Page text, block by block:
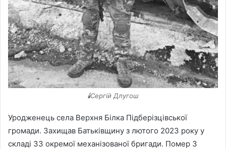
🕯️Сергій Длугош
Уродженець села Верхня Білка Підберізцівської
громади. Захищав Батьківщину з лютого 2023 року у
складі 33 окремої механізованої бригади. Помер 3